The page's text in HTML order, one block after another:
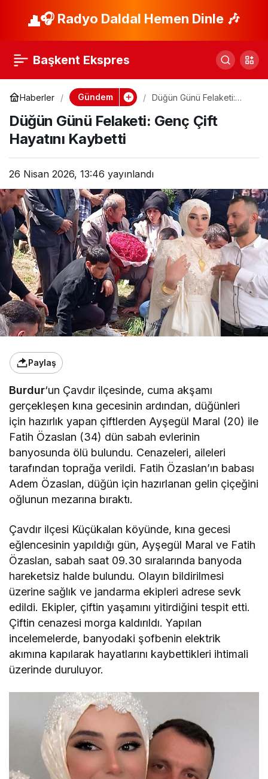
🎧 Radyo Daldal Hemen Dinle 🎶
Başkent Ekspres
Haberler Gündem
Düğün Günü Felaketi:
Kaybetti
Düğün Günü Felaketi: Genç Çift
Hayatını Kaybetti
26 Nisan 2026, 13:46 yayınlandı
Paylaş
Burdur‘un Çavdır ilçesinde, cuma akşamı
gerçekleşen kına gecesinin ardından, düğünleri
için hazırlık yapan çiftlerden Ayşegül Maral (20) ile
Fatih Özaslan (34) dün sabah evlerinin
banyosunda ölü bulundu. Cenazeleri, aileleri
tarafından toprağa verildi. Fatih Özaslan’ın babası
Adem Özaslan, düğün için hazırlanan gelin çiçeğini
oğlunun mezarına bıraktı.
Çavdır ilçesi Küçükalan köyünde, kına gecesi
eğlencesinin yapıldığı gün, Ayşegül Maral ve Fatih
Özaslan, sabah saat 09.30 sıralarında banyoda
hareketsiz halde bulundu. Olayın bildirilmesi
üzerine sağlık ve jandarma ekipleri adrese sevk
edildi. Ekipler, çiftin yaşamını yitirdiğini tespit etti.
Çiftin cenazesi morga kaldırıldı. Yapılan
incelemelerde, banyodaki şofbenin elektrik
akımına kapılarak hayatlarını kaybettikleri ihtimali
üzerinde duruluyor.
Konser Anında
Kurtarılamadı!
Paylaş